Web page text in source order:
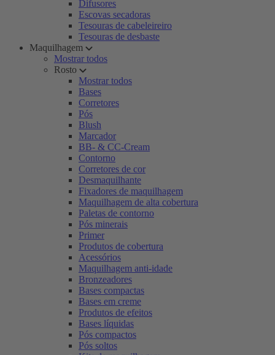
Difusores
Escovas secadoras
Tesouras de cabeleireiro
Tesouras de desbaste
Maquilhagem
Mostrar todos
Rosto
Mostrar todos
Bases
Corretores
Pós
Blush
Marcador
BB- & CC-Cream
Contorno
Corretores de cor
Desmaquilhante
Fixadores de maquilhagem
Maquilhagem de alta cobertura
Paletas de contorno
Pós minerais
Primer
Produtos de cobertura
Acessórios
Maquilhagem anti-idade
Bronzeadores
Bases compactas
Bases em creme
Produtos de efeitos
Bases líquidas
Pós compactos
Pós soltos